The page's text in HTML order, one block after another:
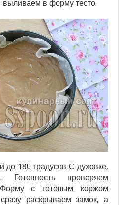
в форму тесто.
до 180 градусов С духовке,
проверяем
с готовым коржом
раскрываем замок, а